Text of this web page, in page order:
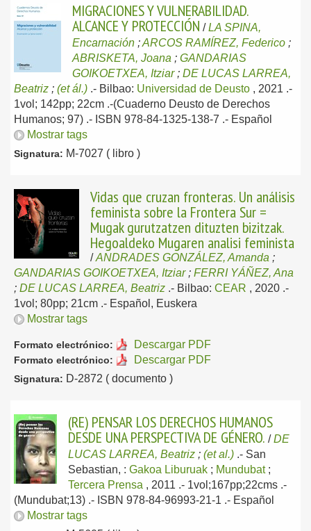
MIGRACIONES Y VULNERABILIDAD.
ALCANCE Y PROTECCIÓN /LA SPINA,
Encarnación ;ARCOS RAMÍREZ, Federico ;
ABRISKETA, Joana ; GANDARIAS
GOIKOETXEA, Itziar; DE LUCAS LARREA,
Beatriz ; (et ál.) .- Bilbao: Universidad de Deusto , 2021 .-
1vol; 142pp; 22cm .-(Cuaderno Deusto de Derechos
Humanos; 97) .- ISBN 978-84-1325-138-7 .- Español
Mostrar tags
Signatura: M-7027 ( libro )
Vidas que cruzan fronteras. Un análisis
feminista sobre la Frontera Sur =
Mugak gurutzatzen dituzten bizitzak.
Hegoaldeko Mugaren analisi feminista
/ANDRADES GONZÁLEZ, Amanda ;
GANDARIAS GOIKOETXEA, Itziar; FERRI YÁÑEZ, Ana
; DE LUCAS LARREA, Beatriz .- Bilbao: CEAR , 2020 .-
1vol; 80pp; 21cm .- Español, Euskera
Mostrar tags
Formato electrónico: Descargar PDF
Formato electrónico: Descargar PDF
Signatura: D-2872 ( documento )
(RE) PENSAR LOS DERECHOS HUMANOS
DESDE UNA PERSPECTIVA DE GÉNERO. /DE
LUCAS LARREA, Beatriz ; (et al.) .- San
Sebastian, : Gakoa Liburuak ; Mundubat;
Tercera Prensa , 2011 .- 1vol;167pp;22cms .-
(Mundubat;13) .- ISBN 978-84-96993-21-1 .- Español
Mostrar tags